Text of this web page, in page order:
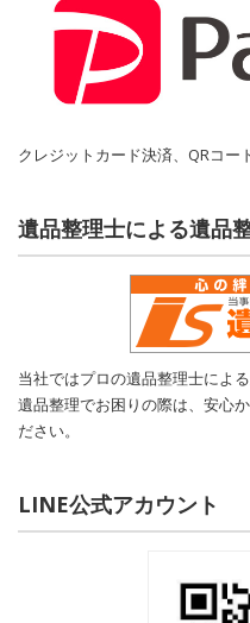
クレジットカード決済、QRコー
遺品整理士による遺品
当社ではプロの遺品整理士によ
遺品整理でお困りの際は、安心
ださい。
LINE公式アカウント